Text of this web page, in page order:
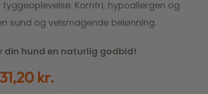
Kornfri, hypoallergen og
sund og velsmagende belønning.
din hund en naturlig godbid!
31,20 kr.